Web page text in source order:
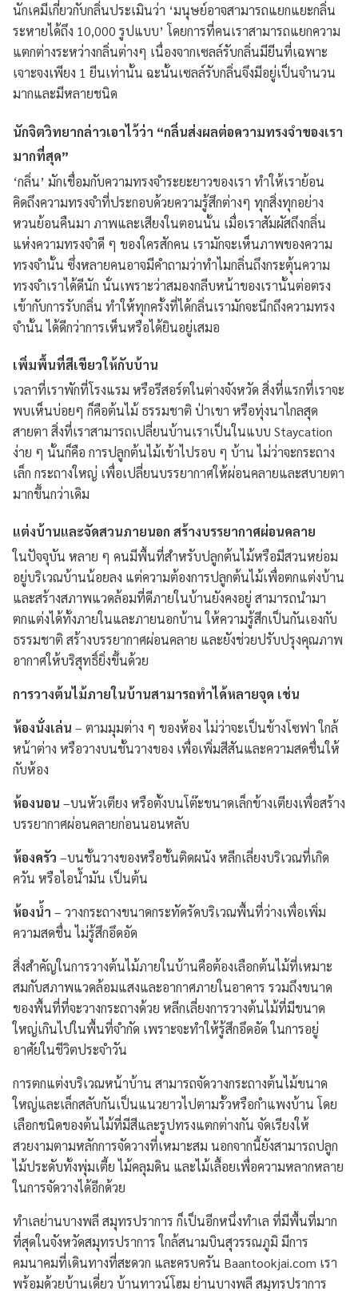
นักเคมีเกี่ยวกับกลิ่นประเมินว่า ‘มนุษย์อาจสามารถแยกแยะกลิ่น
ระหายได้ถึง 10,000 รูปแบบ’ โดยการที่คนเราสามารถแยกความ
แตกต่างระหว่างกลิ่นต่างๆ เนื่องจากเซลล์รับกลิ่นมียีนที่เฉพาะ
เจาะจงเพียง 1 ยีนเท่านั้น ฉะนั้นเซลล์รับกลิ่นจึงมีอยู่เป็นจำนวน
มากและมีหลายชนิด
นักจิตวิทยากล่าวเอาไว้ว่า “กลิ่นส่งผลต่อความทรงจำของเรา
มากที่สุด”
‘กลิ่น’ มักเชื่อมกับความทรงจำระยะยาวของเรา ทำให้เราย้อน
คิดถึงความทรงจำที่ประกอบด้วยความรู้สึกต่างๆ ทุกสิ่งทุกอย่าง
หวนย้อนคืนมา ภาพและเสียงในตอนนั้น เมื่อเราสัมผัสถึงกลิ่น
แห่งความทรงจำดี ๆ ของใครสักคน เรามักจะเห็นภาพของความ
ทรงจำนั้น ซึ่งหลายคนอาจมีคำถามว่าทำไมกลิ่นถึงกระตุ้นความ
ทรงจำเราได้ดีนัก นั่นเพราะว่าสมองกลีบหน้าของเรานั้นต่อตรง
เข้ากับการรับกลิ่น ทำให้ทุกครั้งที่ได้กลิ่นเรามักจะนึกถึงความทรง
จำนั้น ได้ดีกว่าการเห็นหรือได้ยินอยู่เสมอ
เพิ่มพื้นที่สีเขียวให้กับบ้าน
เวลาที่เราพักที่โรงแรม หรือรีสอร์ตในต่างจังหวัด สิ่งที่แรกที่เราจะ
พบเห็นบ่อยๆ ก็คือต้นไม้ ธรรมชาติ ป่าเขา หรือทุ่งนาไกลสุด
สายตา สิ่งที่เราสามารถเปลี่ยนบ้านเราเป็นในแบบ Staycation
ง่าย ๆ นั้นก็คือ การปลูกต้นไม้เข้าไปรอบ ๆ บ้าน ไม่ว่าจะกระถาง
เล็ก กระถางใหญ่ เพื่อเปลี่ยนบรรยากาศให้ผ่อนคลายและสบายตา
มากขึ้นกว่าเดิม
แต่งบ้านและจัดสวนภายนอก สร้างบรรยากาศผ่อนคลาย
ในปัจจุบัน หลาย ๆ คนมีพื้นที่สำหรับปลูกต้นไม้หรือมีสวนหย่อม
อยู่บริเวณบ้านน้อยลง แต่ความต้องการปลูกต้นไม้เพื่อตกแต่งบ้าน
และสร้างสภาพแวดล้อมที่ดีภายในบ้านยังคงอยู่ สามารถนำมา
ตกแต่งได้ทั้งภายในและภายนอกบ้าน ให้ความรู้สึกเป็นกันเองกับ
ธรรมชาติ สร้างบรรยากาศผ่อนคลาย และยังช่วยปรับปรุงคุณภาพ
อากาศให้บริสุทธิ์ยิ่งขึ้นด้วย
การวางต้นไม้ภายในบ้านสามารถทำได้หลายจุด เช่น
ห้องนั่งเล่น – ตามมุมต่าง ๆ ของห้อง ไม่ว่าจะเป็นข้างโซฟา ใกล้
หน้าต่าง หรือวางบนชั้นวางของ เพื่อเพิ่มสีสันและความสดชื่นให้
กับห้อง
ห้องนอน –บนหัวเตียง หรือตั้งบนโต๊ะขนาดเล็กข้างเตียงเพื่อสร้าง
บรรยากาศผ่อนคลายก่อนนอนหลับ
ห้องครัว –บนชั้นวางของหรือชั้นติดผนัง หลีกเลี่ยงบริเวณที่เกิด
ควัน หรือไอน้ำมัน เป็นต้น
ห้องน้ำ – วางกระถางขนาดกระทัดรัดบริเวณพื้นที่ว่างเพื่อเพิ่ม
ความสดชื่น ไม่รู้สึกอึดอัด
สิ่งสำคัญในการวางต้นไม้ภายในบ้านคือต้องเลือกต้นไม้ที่เหมาะ
สมกับสภาพแวดล้อมแสงและอากาศภายในอาคาร รวมถึงขนาด
ของพื้นที่ที่จะวางกระถางด้วย หลีกเลี่ยงการวางต้นไม้ที่มีขนาด
ใหญ่เกินไปในพื้นที่จำกัด เพราะจะทำให้รู้สึกอึดอัด ในการอยู่
อาศัยในชีวิตประจำวัน
การตกแต่งบริเวณหน้าบ้าน สามารถจัดวางกระถางต้นไม้ขนาด
ใหญ่และเล็กสลับกันเป็นแนวยาวไปตามรั้วหรือกำแพงบ้าน โดย
เลือกชนิดของต้นไม้ที่มีสีและรูปทรงแตกต่างกัน จัดเรียงให้
สวยงามตามหลักการจัดวางที่เหมาะสม นอกจากนี้ยังสามารถปลูก
ไม้ประดับทั้งพุ่มเตี้ย ไม้คลุมดิน และไม้เลื้อยเพื่อความหลากหลาย
ในการจัดวางได้อีกด้วย
ทำเลย่านบางพลี สมุทรปราการ ก็เป็นอีกหนึ่งทำเล ที่มีพื้นที่มาก
ที่สุดในจังหวัดสมุทรปราการ ใกล้สนามบินสุวรรณภูมิ มีการ
คมนาคมที่เดินทางที่สะดวก และครบครัน Baantookjai.com เรา
พร้อมด้วยบ้านเดี่ยว บ้านทาวน์โฮม ย่านบางพลี สมุทรปราการ